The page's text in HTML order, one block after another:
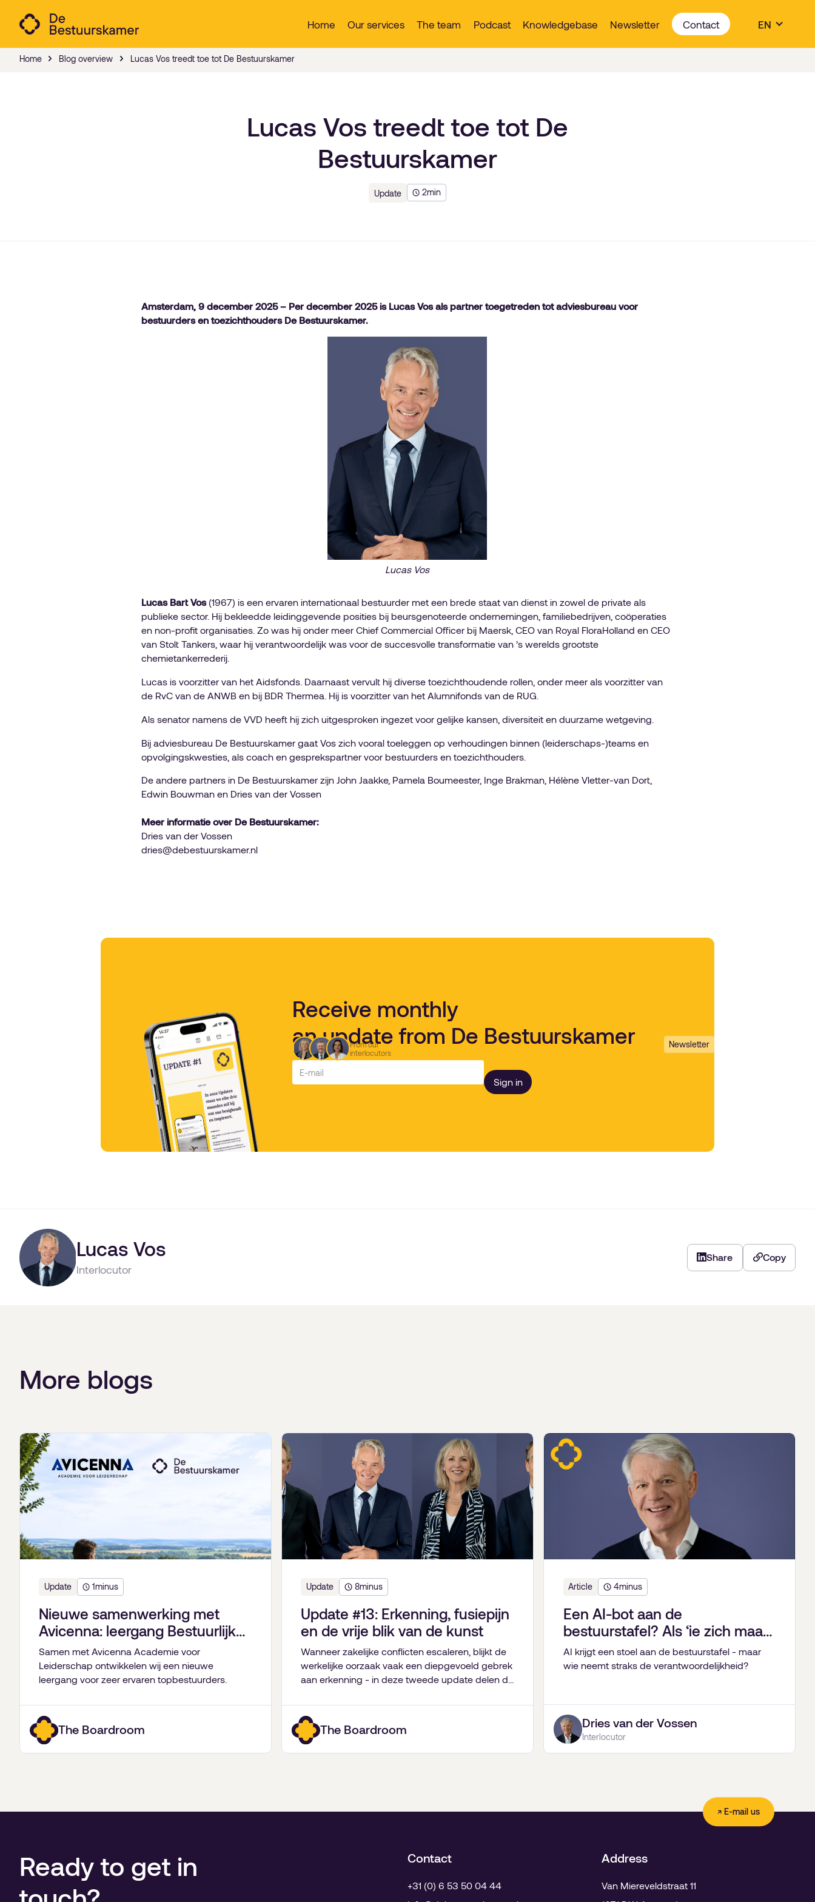
Home Our services The team Podcast Knowledgebase Newsletter Contact EN
Home Blog overview Lucas Vos treedt toe tot De Bestuurskamer
Lucas Vos treedt toe tot De
Bestuurskamer
Update 2min
Amsterdam, 9 december 2025 – Per december 2025 is Lucas Vos als partner toegetreden tot adviesbureau voor
bestuurders en toezichthouders De Bestuurskamer.
Lucas Vos
Lucas Bart Vos(1967) is een ervaren internationaal bestuurder met een brede staat van dienst in zowel de private als
publieke sector. Hij bekleedde leidinggevende posities bij beursgenoteerde ondernemingen, familiebedrijven, coöperaties
en non-profit organisaties. Zo was hij onder meer Chief Commercial Officer bij Maersk, CEO van Royal FloraHolland en CEO
van Stolt Tankers, waar hij verantwoordelijk was voor de succesvolle transformatie van ’s werelds grootste
chemietankerrederij.
Lucas is voorzitter van het Aidsfonds. Daarnaast vervult hij diverse toezichthoudende rollen, onder meer als voorzitter van
de RvC van de ANWB en bij BDR Thermea. Hij is voorzitter van het Alumnifonds van de RUG.
Als senator namens de VVD heeft hij zich uitgesproken ingezet voor gelijke kansen, diversiteit en duurzame wetgeving.
Bij adviesbureau De Bestuurskamer gaat Vos zich vooral toeleggen op verhoudingen binnen (leiderschaps-)teams en
opvolgingskwesties, als coach en gesprekspartner voor bestuurders en toezichthouders.
De andere partners in De Bestuurskamer zijn John Jaakke, Pamela Boumeester, Inge Brakman, Hélène Vletter-van Dort,
Edwin Bouwman en Dries van der Vossen
Meer informatie over De Bestuurskamer:
Dries van der Vossen
dries@debestuurskamer.nl
Newsletter
Receive monthly
an update from De Bestuurskamer
From our
interlocutors
Lucas Vos
Interlocutor
Share Copy
More blogs
Update 1minus
Nieuwe samenwerking met
Avicenna: leergang Bestuurlijk
Leiderschap
Samen met Avicenna Academie voor
Leiderschap ontwikkelen wij een nieuwe
leergang voor zeer ervaren topbestuurders.
The Boardroom
Update 8minus
Update #13: Erkenning, fusiepijn
en de vrije blik van de kunst
Wanneer zakelijke conflicten escaleren, blijkt de
werkelijke oorzaak vaak een diepgevoeld gebrek
aan erkenning - in deze tweede update delen de
over familiebedrijven, fusies van goede doelen,
onverwachte levenslessen en de kracht van
kunst.The Boardroom
Article 4minus
Een AI-bot aan de
bestuurstafel? Als ‘ie zich maar
gedeisd houdt.
AI krijgt een stoel aan de bestuurstafel - maar
wie neemt straks de verantwoordelijkheid?
Dries van der Vossen
Interlocutor
↗ E-mail us
Ready to get in
Contact
+31 (0) 6 53 50 04 44
Address
Van Miereveldstraat 11